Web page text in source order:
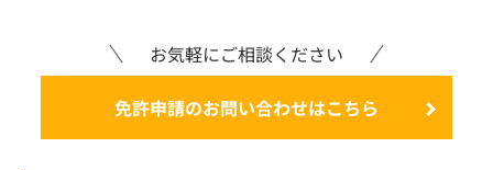
お気軽にご相談ください
免許申請のお問い合わせはこちら